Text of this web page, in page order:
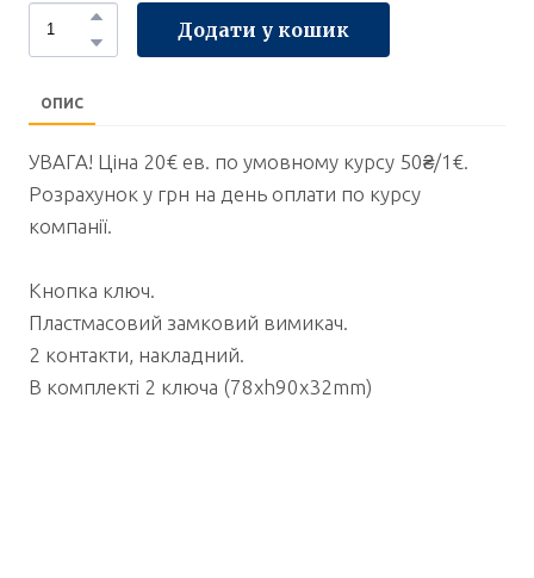
Додати у кошик
ОПИС
УВАГА! Ціна 20€ ев. по умовному курсу 50₴/1€.
Розрахунок у грн на день оплати по курсу
компанії.
Кнопка ключ.
Пластмасовий замковий вимикач.
2 контакти, накладний.
В комплекті 2 ключа (78xh90x32mm)